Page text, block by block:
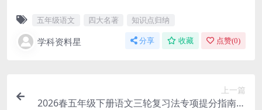
五年级语文 四大名著 知识点归纳
学科资料星 分享 收藏 点赞(0)
上一篇
2026春五年级下册语文三轮复习法专项提分指南同